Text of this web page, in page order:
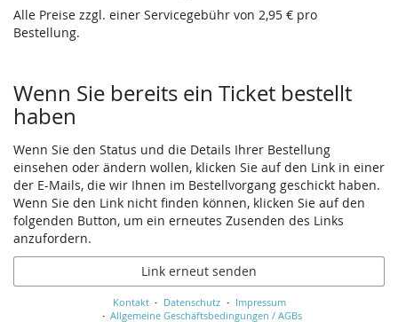
Alle Preise zzgl. einer Servicegebühr von 2,95 € pro
Bestellung.
Wenn Sie bereits ein Ticket bestellt
haben
Wenn Sie den Status und die Details Ihrer Bestellung
einsehen oder ändern wollen, klicken Sie auf den Link in einer
der E-Mails, die wir Ihnen im Bestellvorgang geschickt haben.
Wenn Sie den Link nicht finden können, klicken Sie auf den
folgenden Button, um ein erneutes Zusenden des Links
anzufordern.
Link erneut senden
Kontakt Datenschutz
Impressum
Allgemeine Geschäftsbedingungen / AGBs